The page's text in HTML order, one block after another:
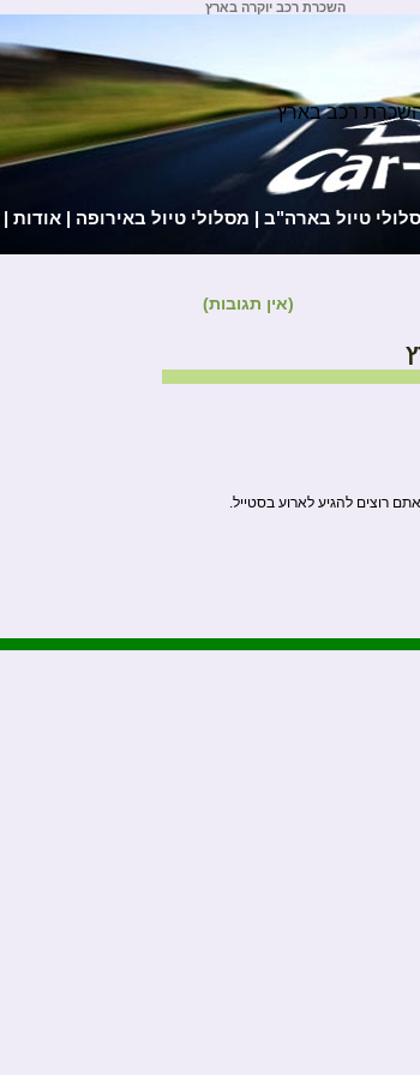
השכרת רכב יוקרה בארץ
רכב בארץ
אודות | מסלולי טיול באירופה | טיול בארה"ב |
(אין תגובות)
רוצים להגיע לארוע בסטייל.